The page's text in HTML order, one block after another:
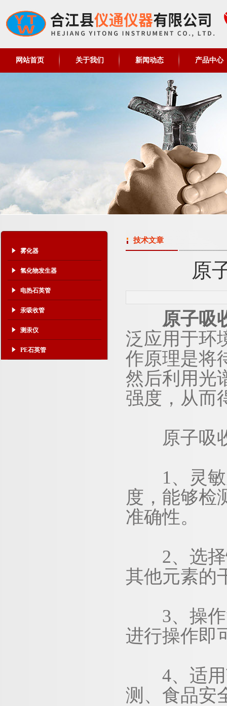
网站首页 关于我们 新闻动态 产品中心
雾化器
氢化物发生器
电热石英管
汞吸收管
测汞仪
PE石英管
技术文章
原
原子吸
泛应用于环
作原理是将
然后利用光
强度，从而
原子吸收
1、灵敏
度，能够检
准确性。
2、选择
其他元素的
3、操作
进行操作即
4、适用
测、食品安